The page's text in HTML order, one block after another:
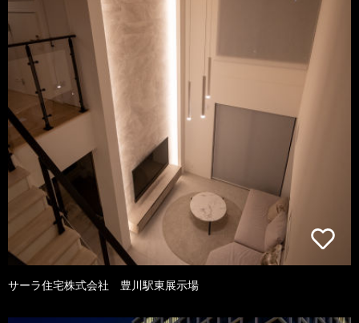
サーラ住宅株式会社 豊川駅東展示場